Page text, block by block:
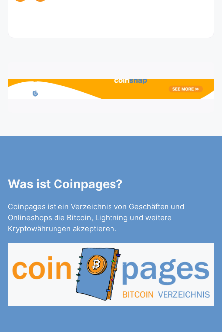
Was ist Coinpages?
Coinpages ist ein Verzeichnis von Geschäften und
Onlineshops die Bitcoin, Lightning und weitere
Kryptowährungen akzeptieren.